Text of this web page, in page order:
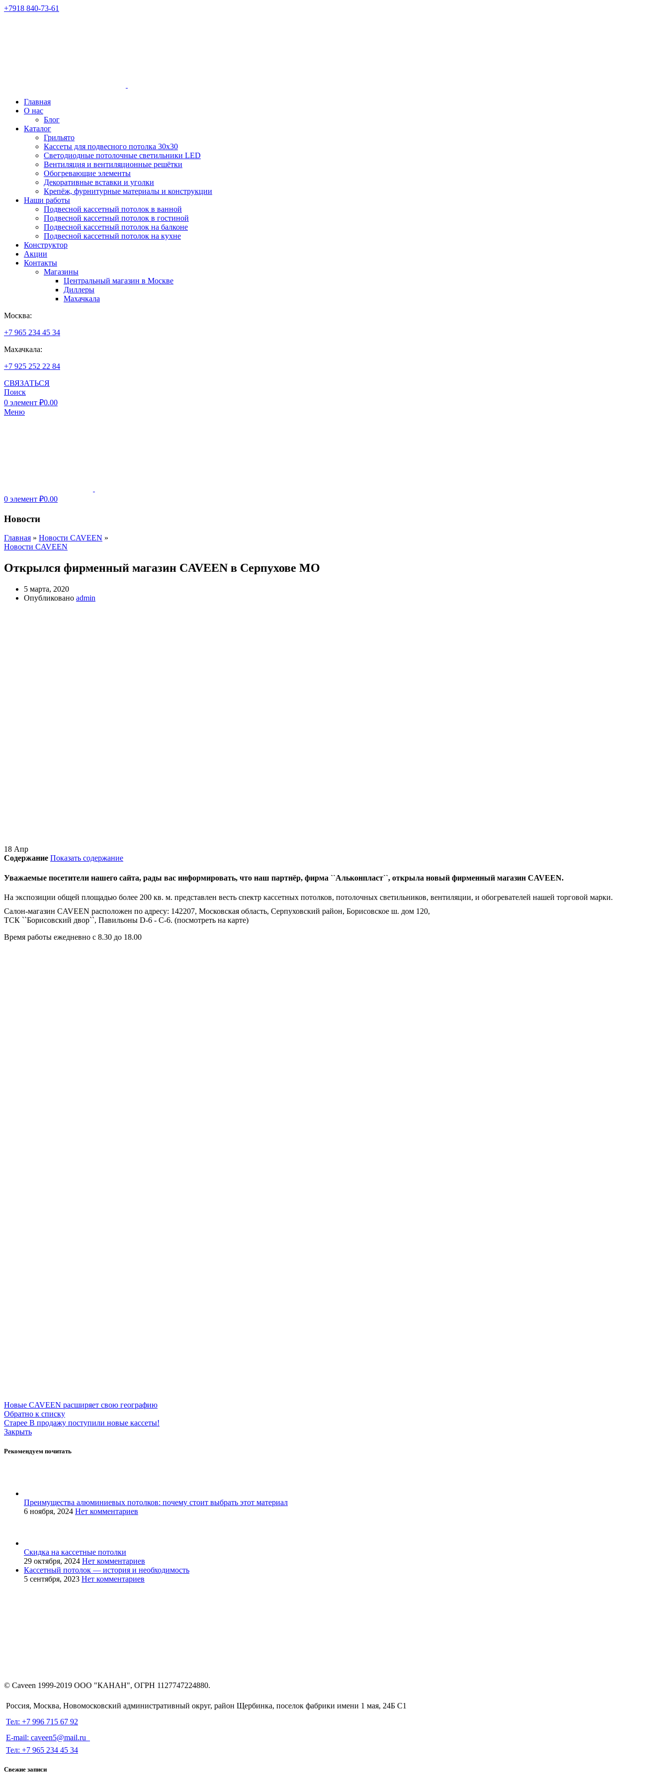
+7918 840-73-61
Главная
О нас
Блог
Каталог
Грильято
Кассеты для подвесного потолка 30х30
Светодиодные потолочные светильники LED
Вентиляция и вентиляционные решётки
Обогревающие элементы
Декоративные вставки и уголки
Крепёж, фурнитурные материалы и конструкции
Наши работы
Подвесной кассетный потолок в ванной
Подвесной кассетный потолок в гостиной
Подвесной кассетный потолок на балконе
Подвесной кассетный потолок на кухне
Конструктор
Акции
Контакты
Магазины
Центральный магазин в Москве
Диллеры
Махачкала
Москва:
+7 965 234 45 34
Махачкала:
+7 925 252 22 84
СВЯЗАТЬСЯ
Поиск
0 элемент ₽0.00
Меню
0 элемент ₽0.00
Новости
Главная » Новости CAVEEN »
Новости CAVEEN
Открылся фирменный магазин CAVEEN в Серпухове МО
5 марта, 2020
Опубликовано admin
18 Апр
Содержание Показать содержание
Уважаемые посетители нашего сайта, рады вас информировать, что наш партнёр, фирма ``Альконпласт``, открыла новый фирменный магазин CAVEEN.
На экспозиции общей площадью более 200 кв. м. представлен весть спектр кассетных потолков, потолочных светильников, вентиляции, и обогревателей нашей торговой марки.
Салон-магазин CAVEEN расположен по адресу: 142207, Московская область, Серпуховский район, Борисовское ш. дом 120,
ТСК ``Борисовский двор``, Павильоны D-6 - C-6. (посмотреть на карте)
Время работы ежедневно с 8.30 до 18.00
Новые CAVEEN расширяет свою географию
Обратно к списку
Старее В продажу поступили новые кассеты!
Закрыть
Рекомендуем почитать
Преимущества алюминиевых потолков: почему стоит выбрать этот материал
6 ноября, 2024 Нет комментариев
Скидка на кассетные потолки
29 октября, 2024 Нет комментариев
Кассетный потолок — история и необходимость
5 сентября, 2023 Нет комментариев
© Caveen 1999-2019 ООО "КАНАН", ОГРН 1127747224880.
Россия, Москва, Новомосковский административный округ, район Щербинка, поселок фабрики имени 1 мая, 24Б С1
Тел: +7 996 715 67 92
E-mail: caveen5@mail.ru
Тел: +7 965 234 45 34
Свежие записи